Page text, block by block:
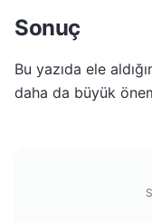
Sonuç
Bu yazıda ele
daha da büyük